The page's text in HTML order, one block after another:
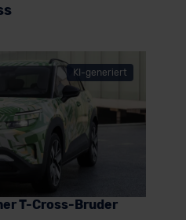
KI-generiert
T-Cross-Bruder